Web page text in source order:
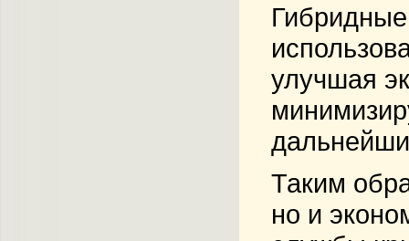
улучшая
Таким
но и